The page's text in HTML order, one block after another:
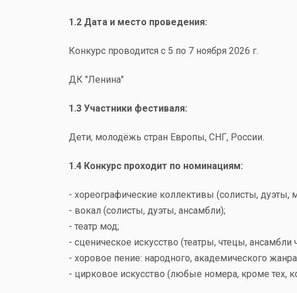
1.2 Дата и место проведения:
Конкурс проводится с 5 по 7 ноября 2026 г.
ДК "Ленина"
1.3 Участники фестиваля:
Дети, молодёжь стран Европы, СНГ, России.
1.4 Конкурс проходит по номинациям:
- хореографические коллективы (солисты, дуэты,
- вокал (солисты, дуэты, ансамбли);
- театр мод;
- сценическое искусство (театры, чтецы, ансамбли
- хоровое пение: народного, академического
- цирковое искусство (любые номера, кроме тех,